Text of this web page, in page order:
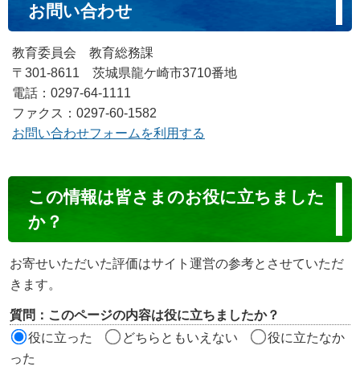
お問い合わせ
教育委員会 教育総務課
〒301-8611 茨城県龍ケ崎市3710番地
電話：0297-64-1111
ファクス：0297-60-1582
お問い合わせフォームを利用する
ン
ン
ツ
価
この情報は皆さまのお役に立ちました
か？
お寄せいただいた評価はサイト運営の参考とさせていただ
きます。
質問：このページの内容は役に立ちましたか？
役に立った
どちらともいえない
役に立たなか
った